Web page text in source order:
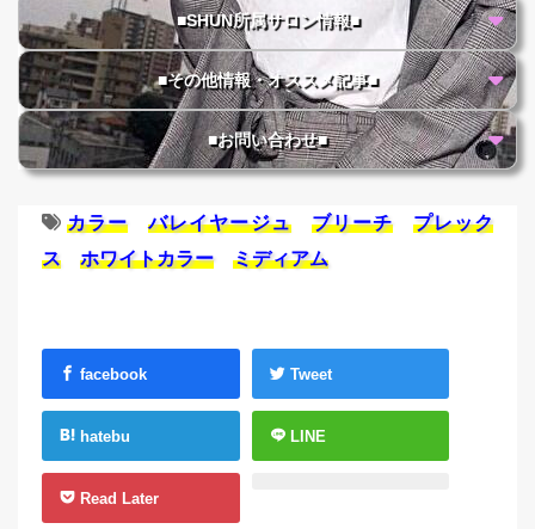
■SHUN所属サロン情報■
■その他情報・オススメ記事■
■お問い合わせ■
カラー バレイヤージュ ブリーチ
プレック
ス
ホワイトカラー ミディアム
facebook Tweet
hatebu LINE
Read Later